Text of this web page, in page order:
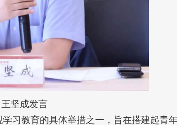
王坚成发言
习教育的具体举措之一，旨在搭建起青